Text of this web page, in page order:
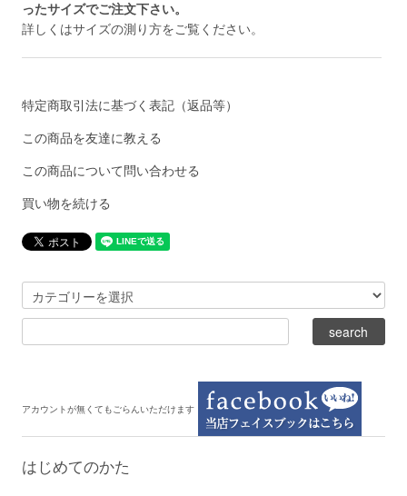
ったサイズでご注文下さい。
詳しくはサイズの測り方をご覧ください。
特定商取引法に基づく表記（返品等）
この商品を友達に教える
この商品について問い合わせる
買い物を続ける
アカウントが無くてもごらんいただけます
はじめてのかた